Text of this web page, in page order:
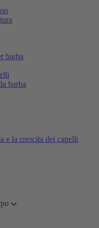
barba
barba
e la crescita dei capelli